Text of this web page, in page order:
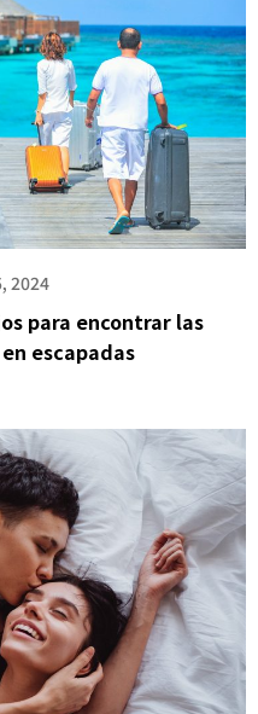
2024
para encontrar las
escapadas